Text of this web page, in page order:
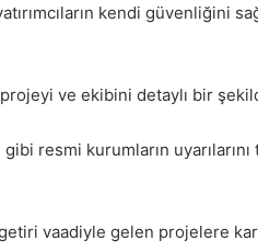
kendi güvenliğini
ve ekibini detaylı bir
resmi kurumların uyarılarını
vaadiyle gelen projelere